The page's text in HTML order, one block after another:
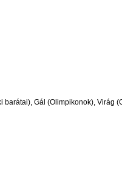
barátai), Gál (Olimpikonok), Virág